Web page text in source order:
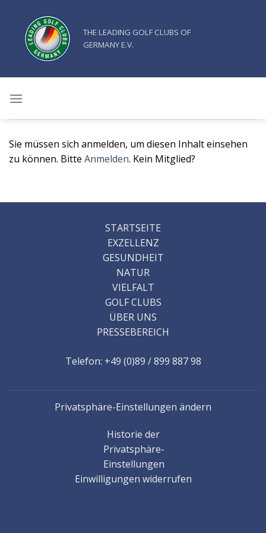
springen
THE LEADING GOLF CLUBS OF
GERMANY E.V.
Sie müssen sich anmelden, um diesen Inhalt einsehen
zu können. Bitte Anmelden. Kein Mitglied?
STARTSEITE
EXZELLENZ
GESUNDHEIT
NATUR
VIELFALT
GOLF CLUBS
ÜBER UNS
PRESSEBEREICH
Telefon: +49 (0)89 / 899 887 98
Privatsphäre-Einstellungen ändern
Historie der
Privatsphäre-
Einstellungen
Einwilligungen widerrufen